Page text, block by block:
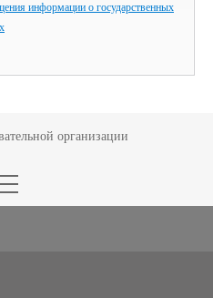
информации о государственных
организации